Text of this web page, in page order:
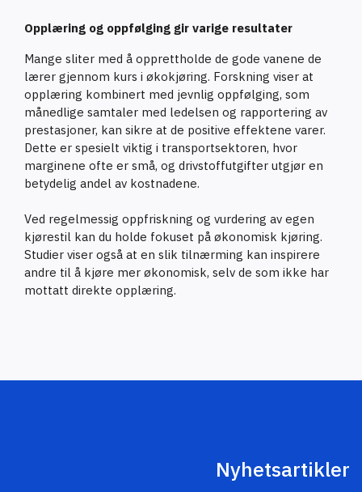
Opplæring og oppfølging gir varige resultater
Mange sliter med å opprettholde de gode vanene de
lærer gjennom kurs i økokjøring. Forskning viser at
opplæring kombinert med jevnlig oppfølging, som
månedlige samtaler med ledelsen og rapportering av
prestasjoner, kan sikre at de positive effektene varer.
Dette er spesielt viktig i transportsektoren, hvor
marginene ofte er små, og drivstoffutgifter utgjør en
betydelig andel av kostnadene.
Ved regelmessig oppfriskning og vurdering av egen
kjørestil kan du holde fokuset på økonomisk kjøring.
Studier viser også at en slik tilnærming kan inspirere
andre til å kjøre mer økonomisk, selv de som ikke har
mottatt direkte opplæring.
Nyhetsartikler